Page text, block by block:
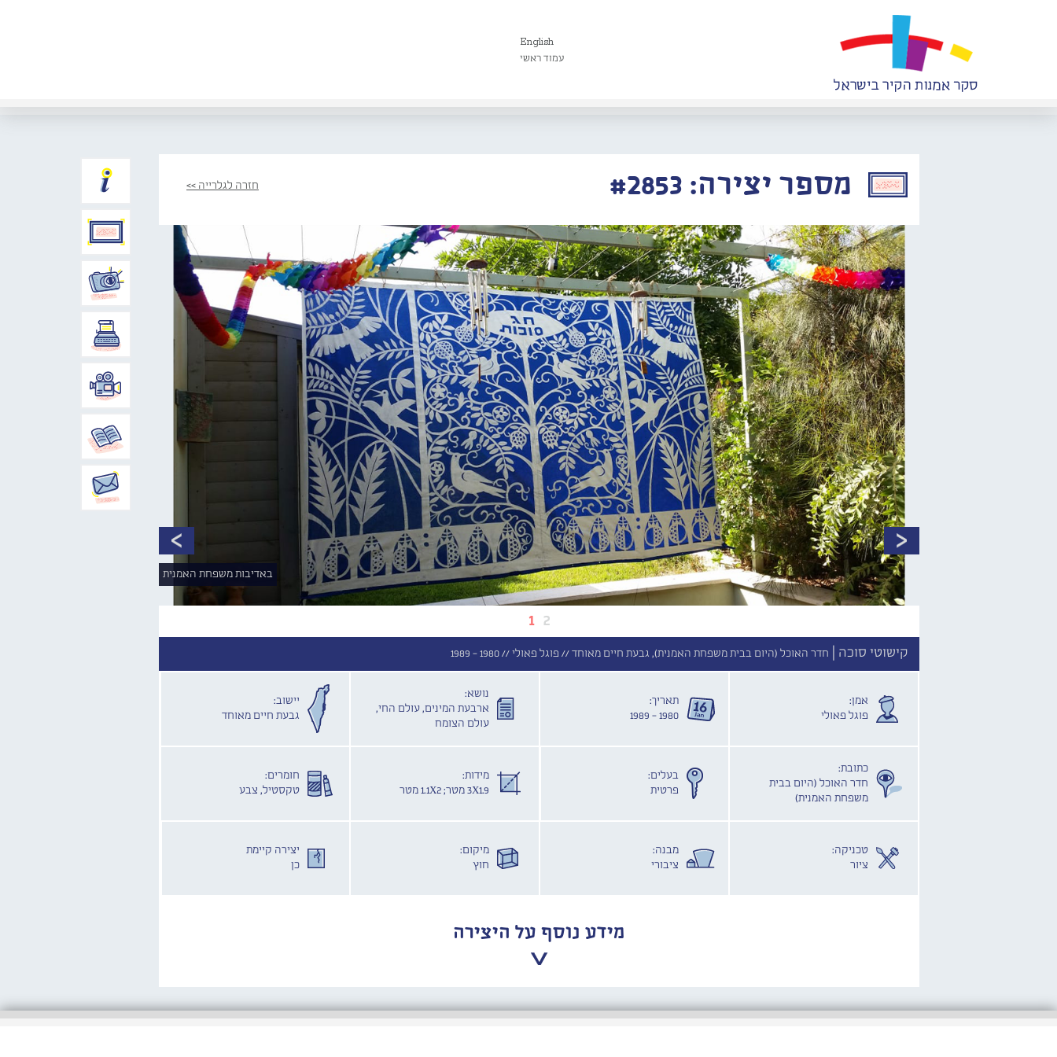
English
עמוד ראשי
מספר יצירה: #2853 חזרה לגלרייה >>
1 2
באדיבות משפחת האמנית
קישוטי סוכה | חדר האוכל (היום בבית משפחת האמנית), גבעת חיים מאוחד //פוגל פאולי //1980 - 1989
אמן:
פוגל פאולי
תאריך:
1980 - 1989
נושא:
ארבעת המינים, עולם החי,
עולם הצומח
יישוב:
גבעת חיים מאוחד
כתובת:
חדר האוכל (היום בבית
משפחת האמנית)
בעלים:
פרטית
מידות:
3X1.9 מטר; 1.1X2 מטר
חומרים:
טקסטיל, צבע
טכניקה:
ציור
מבנה:
ציבורי
מיקום:
חוץ
יצירה קיימת
כן
מידע נוסף על היצירה